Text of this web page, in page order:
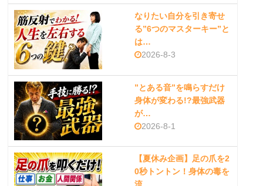
なりたい自分を引き寄せ
る”6つのマスターキー”と
は…
2026-8-3
”とある音”を鳴らすだけ
身体が変わる!?最強武器
が…
2026-8-1
【夏休み企画】足の爪を2
0秒トントン！身体の毒を